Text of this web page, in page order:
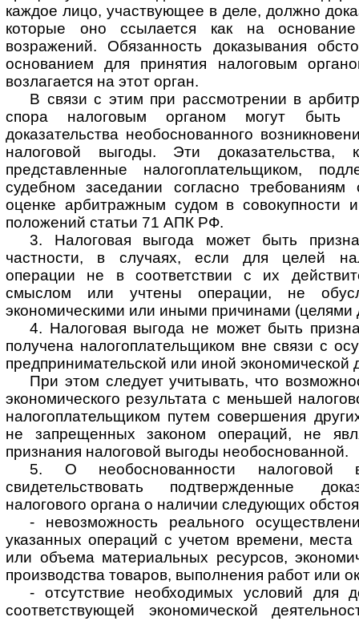
каждое лицо, участвующее в деле, должно
которые оно ссылается как на
возражений. Обязанность доказывания
основанием для принятия налоговым
возлагается на этот орган.
В связи с этим при рассмотрении в
спора налоговым органом могут быть
доказательства необоснованного
налоговой выгоды. Эти доказательства,
представленные налогоплательщиком,
судебном заседании согласно
оценке арбитражным судом в совокупности
положений статьи 71 АПК РФ.
3. Налоговая выгода может быть
частности, в случаях, если для целей
операции не в соответствии с их
смыслом или учтены операции, не
экономическими или иными причинами (целями
4. Налоговая выгода не может быть
получена налогоплательщиком вне связи с
предпринимательской или иной экономической
При этом следует учитывать, что
экономического результата с меньшей
налогоплательщиком путем совершения
не запрещенных законом операций, не
признания налоговой выгоды необоснованной.
5. О необоснованности налоговой
свидетельствовать подтвержденные
налогового органа о наличии следующих
- невозможность реального
указанных операций с учетом времени,
или объема материальных ресурсов,
производства товаров, выполнения работ или
- отсутствие необходимых условий для
соответствующей экономической